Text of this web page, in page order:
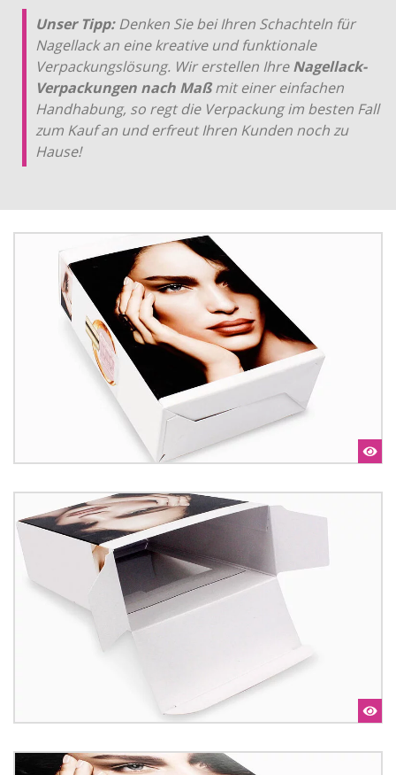
Unser Tipp:Denken Sie bei Ihren Schachteln für
Nagellack an eine kreative und funktionale
Verpackungslösung. Wir erstellen IhreNagellack-
Verpackungen nach Maßmit einer einfachen
Handhabung, so regt die Verpackung im besten Fall
zum Kauf an und erfreut Ihren Kunden noch zu
Hause!